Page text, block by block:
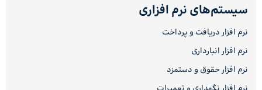
سیستم‌های نرم افزاری
نرم افزار دریافت و پرداخت
نرم افزار انبارداری
نرم افزار حقوق و دستمزد